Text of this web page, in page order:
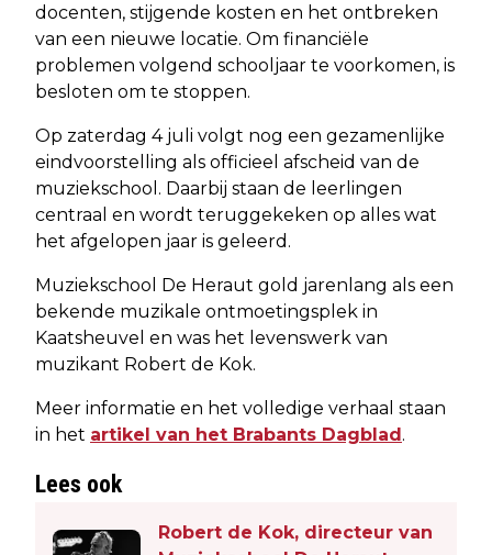
docenten, stijgende kosten en het ontbreken
van een nieuwe locatie. Om financiële
problemen volgend schooljaar te voorkomen, is
besloten om te stoppen.
Op zaterdag 4 juli volgt nog een gezamenlijke
eindvoorstelling als officieel afscheid van de
muziekschool. Daarbij staan de leerlingen
centraal en wordt teruggekeken op alles wat
het afgelopen jaar is geleerd.
Muziekschool De Heraut gold jarenlang als een
bekende muzikale ontmoetingsplek in
Kaatsheuvel en was het levenswerk van
muzikant Robert de Kok.
Meer informatie en het volledige verhaal staan
in het artikel van het Brabants Dagblad.
Lees ook
Robert de Kok, directeur van